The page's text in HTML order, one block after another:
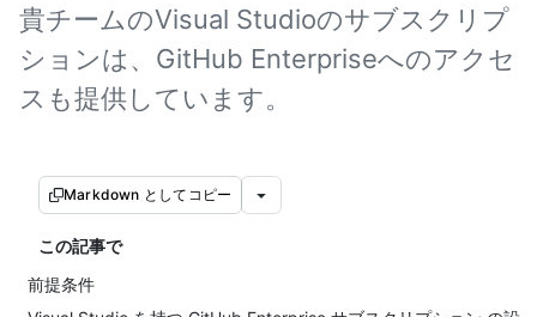
貴チームのVisual Studioのサブスクリプ
ションは、GitHub Enterpriseへのアクセ
スも提供しています。
Markdown としてコピー
この記事で
前提条件